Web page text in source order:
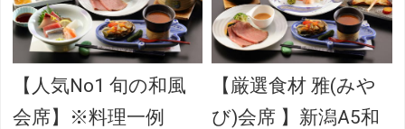
【人気No1 旬の和風
会席】※料理一例
【厳選食材 雅(みや
び)会席 】新潟A5和